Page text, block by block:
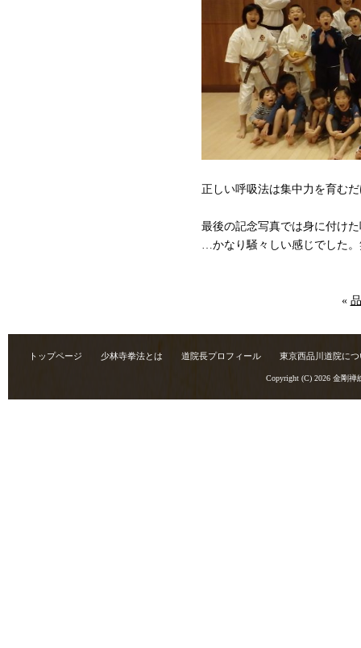
正しい呼吸法は集中力を育む
最後の記念写真では身に付け
…かなり騒々しい感じでした
«
トップページ 少林寺拳法とは 道院長プロフィール 東京西品川道院につ
Copyright (C) 2026 金剛禅